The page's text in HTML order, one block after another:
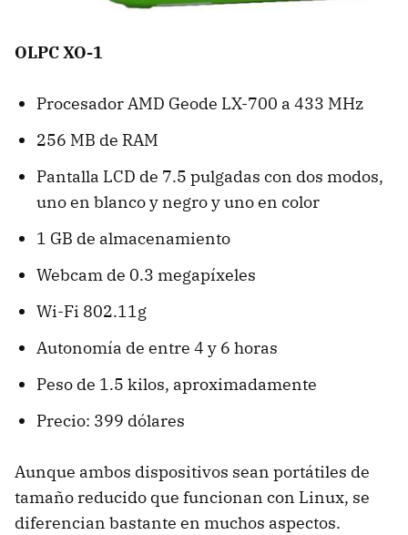
OLPC XO-1
Procesador AMD Geode LX-700 a 433 MHz
256 MB de RAM
Pantalla LCD de 7.5 pulgadas con dos modos,
uno en blanco y negro y uno en color
1 GB de almacenamiento
Webcam de 0.3 megapíxeles
Wi-Fi 802.11g
Autonomía de entre 4 y 6 horas
Peso de 1.5 kilos, aproximadamente
Precio: 399 dólares
Aunque ambos dispositivos sean portátiles de
tamaño reducido que funcionan con Linux, se
diferencian bastante en muchos aspectos.